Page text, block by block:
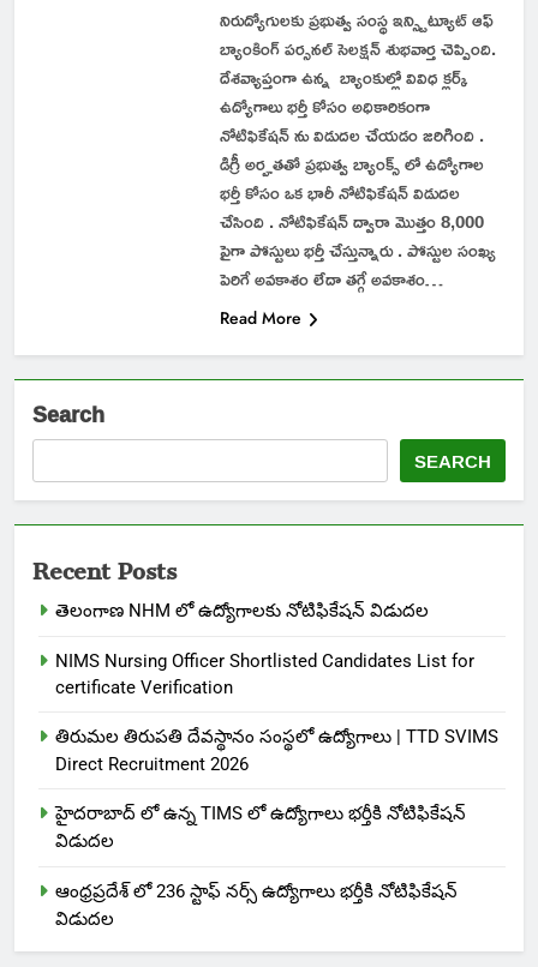
నిరుద్యోగులకు ప్రభుత్వ సంస్థ ఇన్స్టిట్యూట్ ఆఫ్
బ్యాంకింగ్ పర్సనల్ సెలక్షన్ శుభవార్త చెప్పింది.
దేశవ్యాప్తంగా ఉన్న బ్యాంకుల్లో వివిధ క్లర్క్
ఉద్యోగాలు భర్తీ కోసం అధికారికంగా
నోటిఫికేషన్ ను విడుదల చేయడం జరిగింది .
డిగ్రీ అర్హతతో ప్రభుత్వ బ్యాంక్స్ లో ఉద్యోగాల
భర్తీ కోసం ఒక భారీ నోటిఫికేషన్ విడుదల
చేసింది . నోటిఫికేషన్ ద్వారా మొత్తం 8,000
పైగా పోస్టులు భర్తీ చేస్తున్నారు . పోస్టుల సంఖ్య
పెరిగే అవకాశం లేదా తగ్గే అవకాశం…
Read More
Search
SEARCH
Recent Posts
తెలంగాణ NHM లో ఉద్యోగాలకు నోటిఫికేషన్ విడుదల
NIMS Nursing Officer Shortlisted Candidates List for
certificate Verification
తిరుమల తిరుపతి దేవస్థానం సంస్థలో ఉద్యోగాలు | TTD SVIMS
Direct Recruitment 2026
హైదరాబాద్ లో ఉన్న TIMS లో ఉద్యోగాలు భర్తీకి నోటిఫికేషన్
విడుదల
ఆంధ్రప్రదేశ్ లో 236 స్టాఫ్ నర్స్ ఉద్యోగాలు భర్తీకి నోటిఫికేషన్
విడుదల